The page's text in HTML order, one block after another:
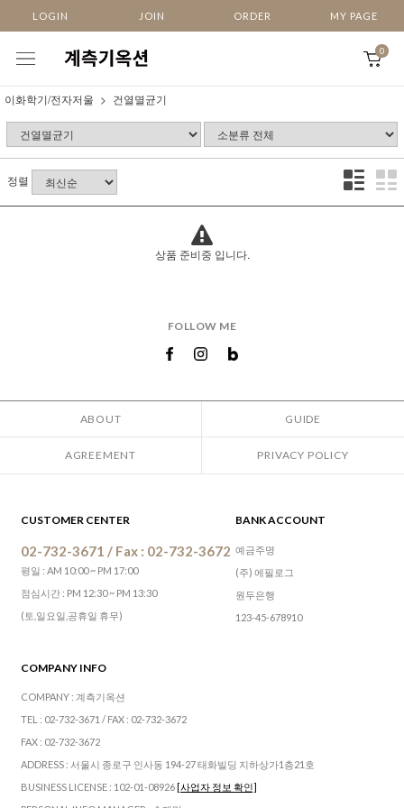
LOGIN JOIN ORDER MY PAGE
0
이화학기/전자저울 건열멸균기
정렬
상품 준비중 입니다.
FOLLOW ME
ABOUT GUIDE
AGREEMENT PRIVACY POLICY
CUSTOMER CENTER
02-732-3671 / Fax : 02-732-3672
평일 : AM 10:00 ~ PM 17:00
점심시간 : PM 12:30 ~ PM 13:30
(토,일요일,공휴일 휴무)
BANK ACCOUNT
예금주명
(주) 에필로그
원두은행
123-45-678910
COMPANY INFO
COMPANY : 계측기옥션
TEL : 02-732-3671 / FAX : 02-732-3672
FAX : 02-732-3672
ADDRESS : 서울시 종로구 인사동 194-27 태화빌딩 지하상가1층21호
BUSINESS LICENSE : 102-01-08926[사업자 정보 확인]